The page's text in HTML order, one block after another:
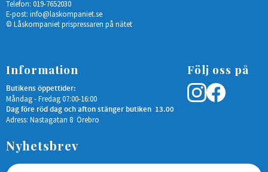
Telefon: 019-7652030
E-post: info@laskompaniet.se
© Låskompaniet prispressaren på nätet
Information
Butikens öppettider:
Måndag - Fredag 07:00-16:00
Dag före röd dag och afton stänger butiken 13.00
Adress: Nastagatan 8 Örebro
Följ oss på
Nyhetsbrev